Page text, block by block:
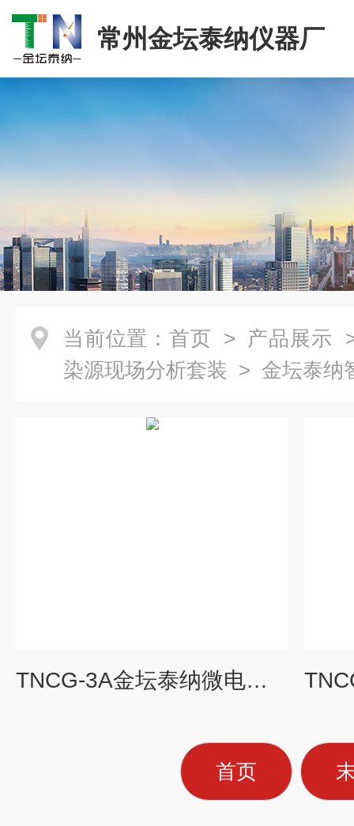
常州金坛泰纳仪器厂
当前位置： 首页 > 产品展示
染源现场分析套装 > 金坛泰纳
TNCG-3A金坛泰纳微电脑测汞仪
首页